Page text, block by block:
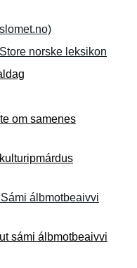
norske leksikon
om samenes
álbmotbeaivvi
sámi álbmotbeaivvi